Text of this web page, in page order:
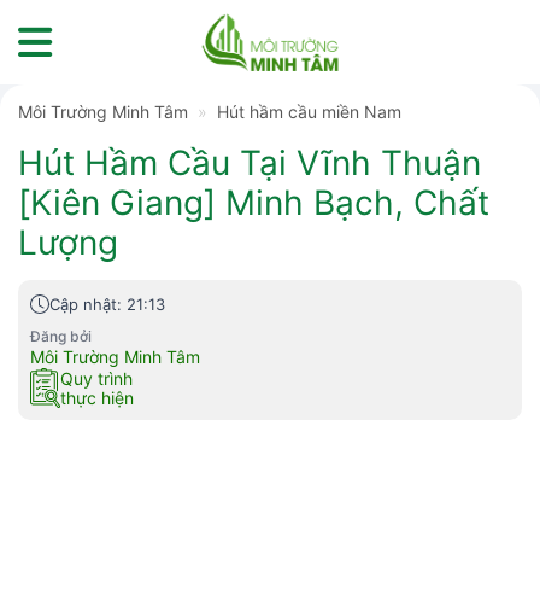
to
Môi Trường Minh Tâm » Hút hầm cầu miền Nam
Hút Hầm Cầu Tại Vĩnh Thuận
[Kiên Giang] Minh Bạch, Chất
Lượng
Cập nhật: 21:13
Đăng bởi
Môi Trường Minh Tâm
Quy trình
thực hiện